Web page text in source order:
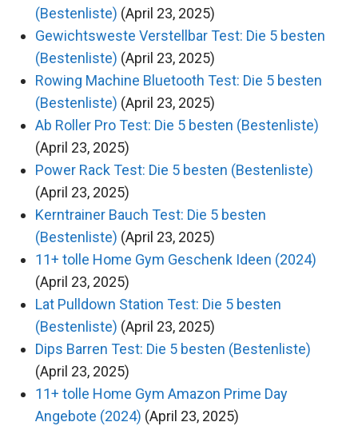
(Bestenliste) (April 23, 2025)
Gewichtsweste Verstellbar Test: Die 5 besten
(Bestenliste) (April 23, 2025)
Rowing Machine Bluetooth Test: Die 5 besten
(Bestenliste) (April 23, 2025)
Ab Roller Pro Test: Die 5 besten (Bestenliste)
(April 23, 2025)
Power Rack Test: Die 5 besten (Bestenliste)
(April 23, 2025)
Kerntrainer Bauch Test: Die 5 besten
(Bestenliste) (April 23, 2025)
11+ tolle Home Gym Geschenk Ideen (2024)
(April 23, 2025)
Lat Pulldown Station Test: Die 5 besten
(Bestenliste) (April 23, 2025)
Dips Barren Test: Die 5 besten (Bestenliste)
(April 23, 2025)
11+ tolle Home Gym Amazon Prime Day
Angebote (2024) (April 23, 2025)